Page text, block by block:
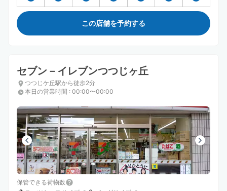
この店舗を予約する
セブン－イレブンつつじヶ丘
つつじケ丘駅から徒歩2分
本日の営業時間 : 00:00〜00:00
保管できる荷物数